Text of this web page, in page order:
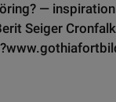
—
Seiger